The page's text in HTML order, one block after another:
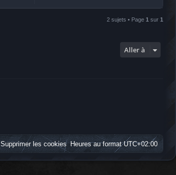
2 sujets • Page 1 sur 1
Aller à
Heures au formatUTC+02:00
Supprimer les cookies